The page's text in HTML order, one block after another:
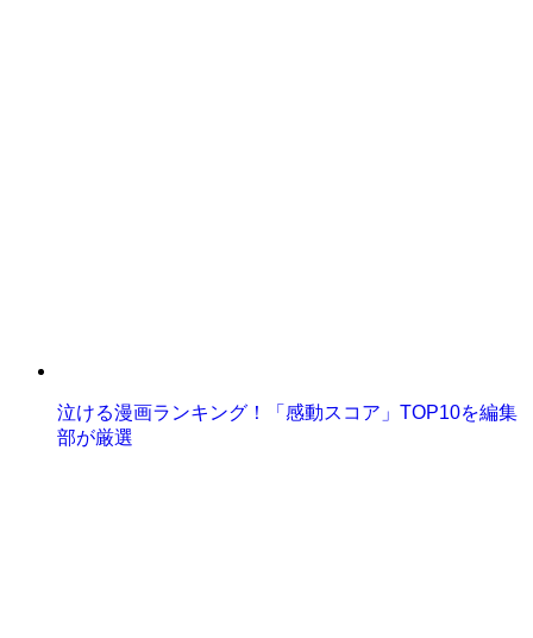
泣ける漫画ランキング！「感動スコア」TOP10を編集
部が厳選